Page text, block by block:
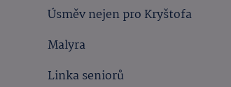
Úsměv nejen pro Kryštofa
Malyra
Linka seniorů